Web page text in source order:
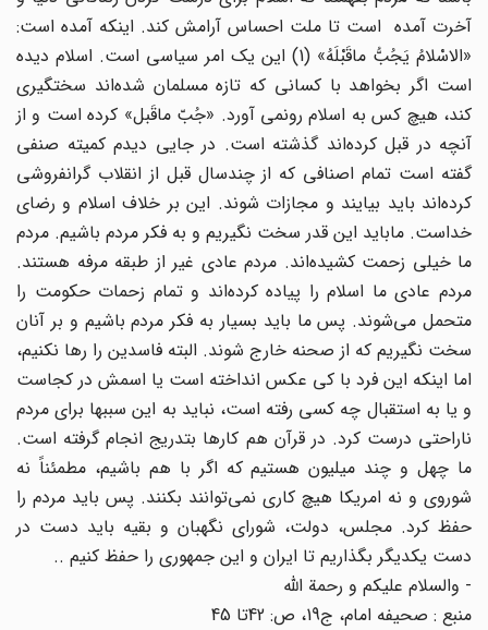
آخرت آمده است تا ملت احساس آرامش کند. اینکه آمده است:
«الاسْلامُ یَجُبُّ ماقَبْلَهُ» (1) این یک امر سیاسى است. اسلام دیده
است اگر بخواهد با کسانى که تازه مسلمان شده‌اند سختگیرى
کند، هیچ کس به اسلام رونمى آورد. «جُبّ ماقَبل» کرده است و از
آنچه در قبل کرده‌اند گذشته است. در جایى دیدم کمیته صنفى
گفته است تمام اصنافى که از چندسال قبل از انقلاب گرانفروشى
کرده‌اند باید بیایند و مجازات شوند. این بر خلاف اسلام و رضاى
خداست. ماباید این قدر سخت نگیریم و به فکر مردم باشیم. مردم
ما خیلى زحمت کشیده‌اند. مردم عادى غیر از طبقه مرفه هستند.
مردم عادى ما اسلام را پیاده کرده‌اند و تمام زحمات حکومت را
متحمل مى‌شوند. پس ما باید بسیار به فکر مردم باشیم و بر آنان
سخت نگیریم که از صحنه خارج شوند. البته فاسدین را رها نکنیم،
اما اینکه این فرد با کى عکس انداخته‌ است یا اسمش در کجاست
و یا به استقبال چه کسى رفته است، نباید به این سببها براى مردم
ناراحتى درست کرد. در قرآن هم کارها بتدریج انجام گرفته است.
ما چهل و چند میلیون هستیم که اگر با هم باشیم، مطمئناً نه
شوروى و نه امریکا هیچ کارى نمى‌توانند بکنند. پس باید مردم را
حفظ کرد. مجلس، دولت، شوراى نگهبان و بقیه باید دست در
دست یکدیگر بگذاریم تا ایران و این جمهورى را حفظ کنیم ..
- والسلام علیکم و رحمة اللَّه‌
منبع : صحیفه امام، ج‌19، ص: 42تا 45